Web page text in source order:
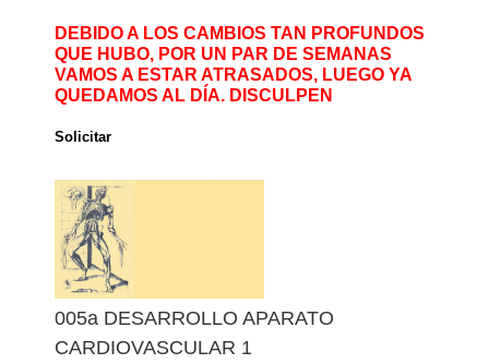
DEBIDO A LOS CAMBIOS TAN PROFUNDOS
QUE HUBO, POR UN PAR DE SEMANAS
VAMOS A ESTAR ATRASADOS, LUEGO YA
QUEDAMOS AL DÍA. DISCULPEN
Solicitar
005a DESARROLLO APARATO
CARDIOVASCULAR 1